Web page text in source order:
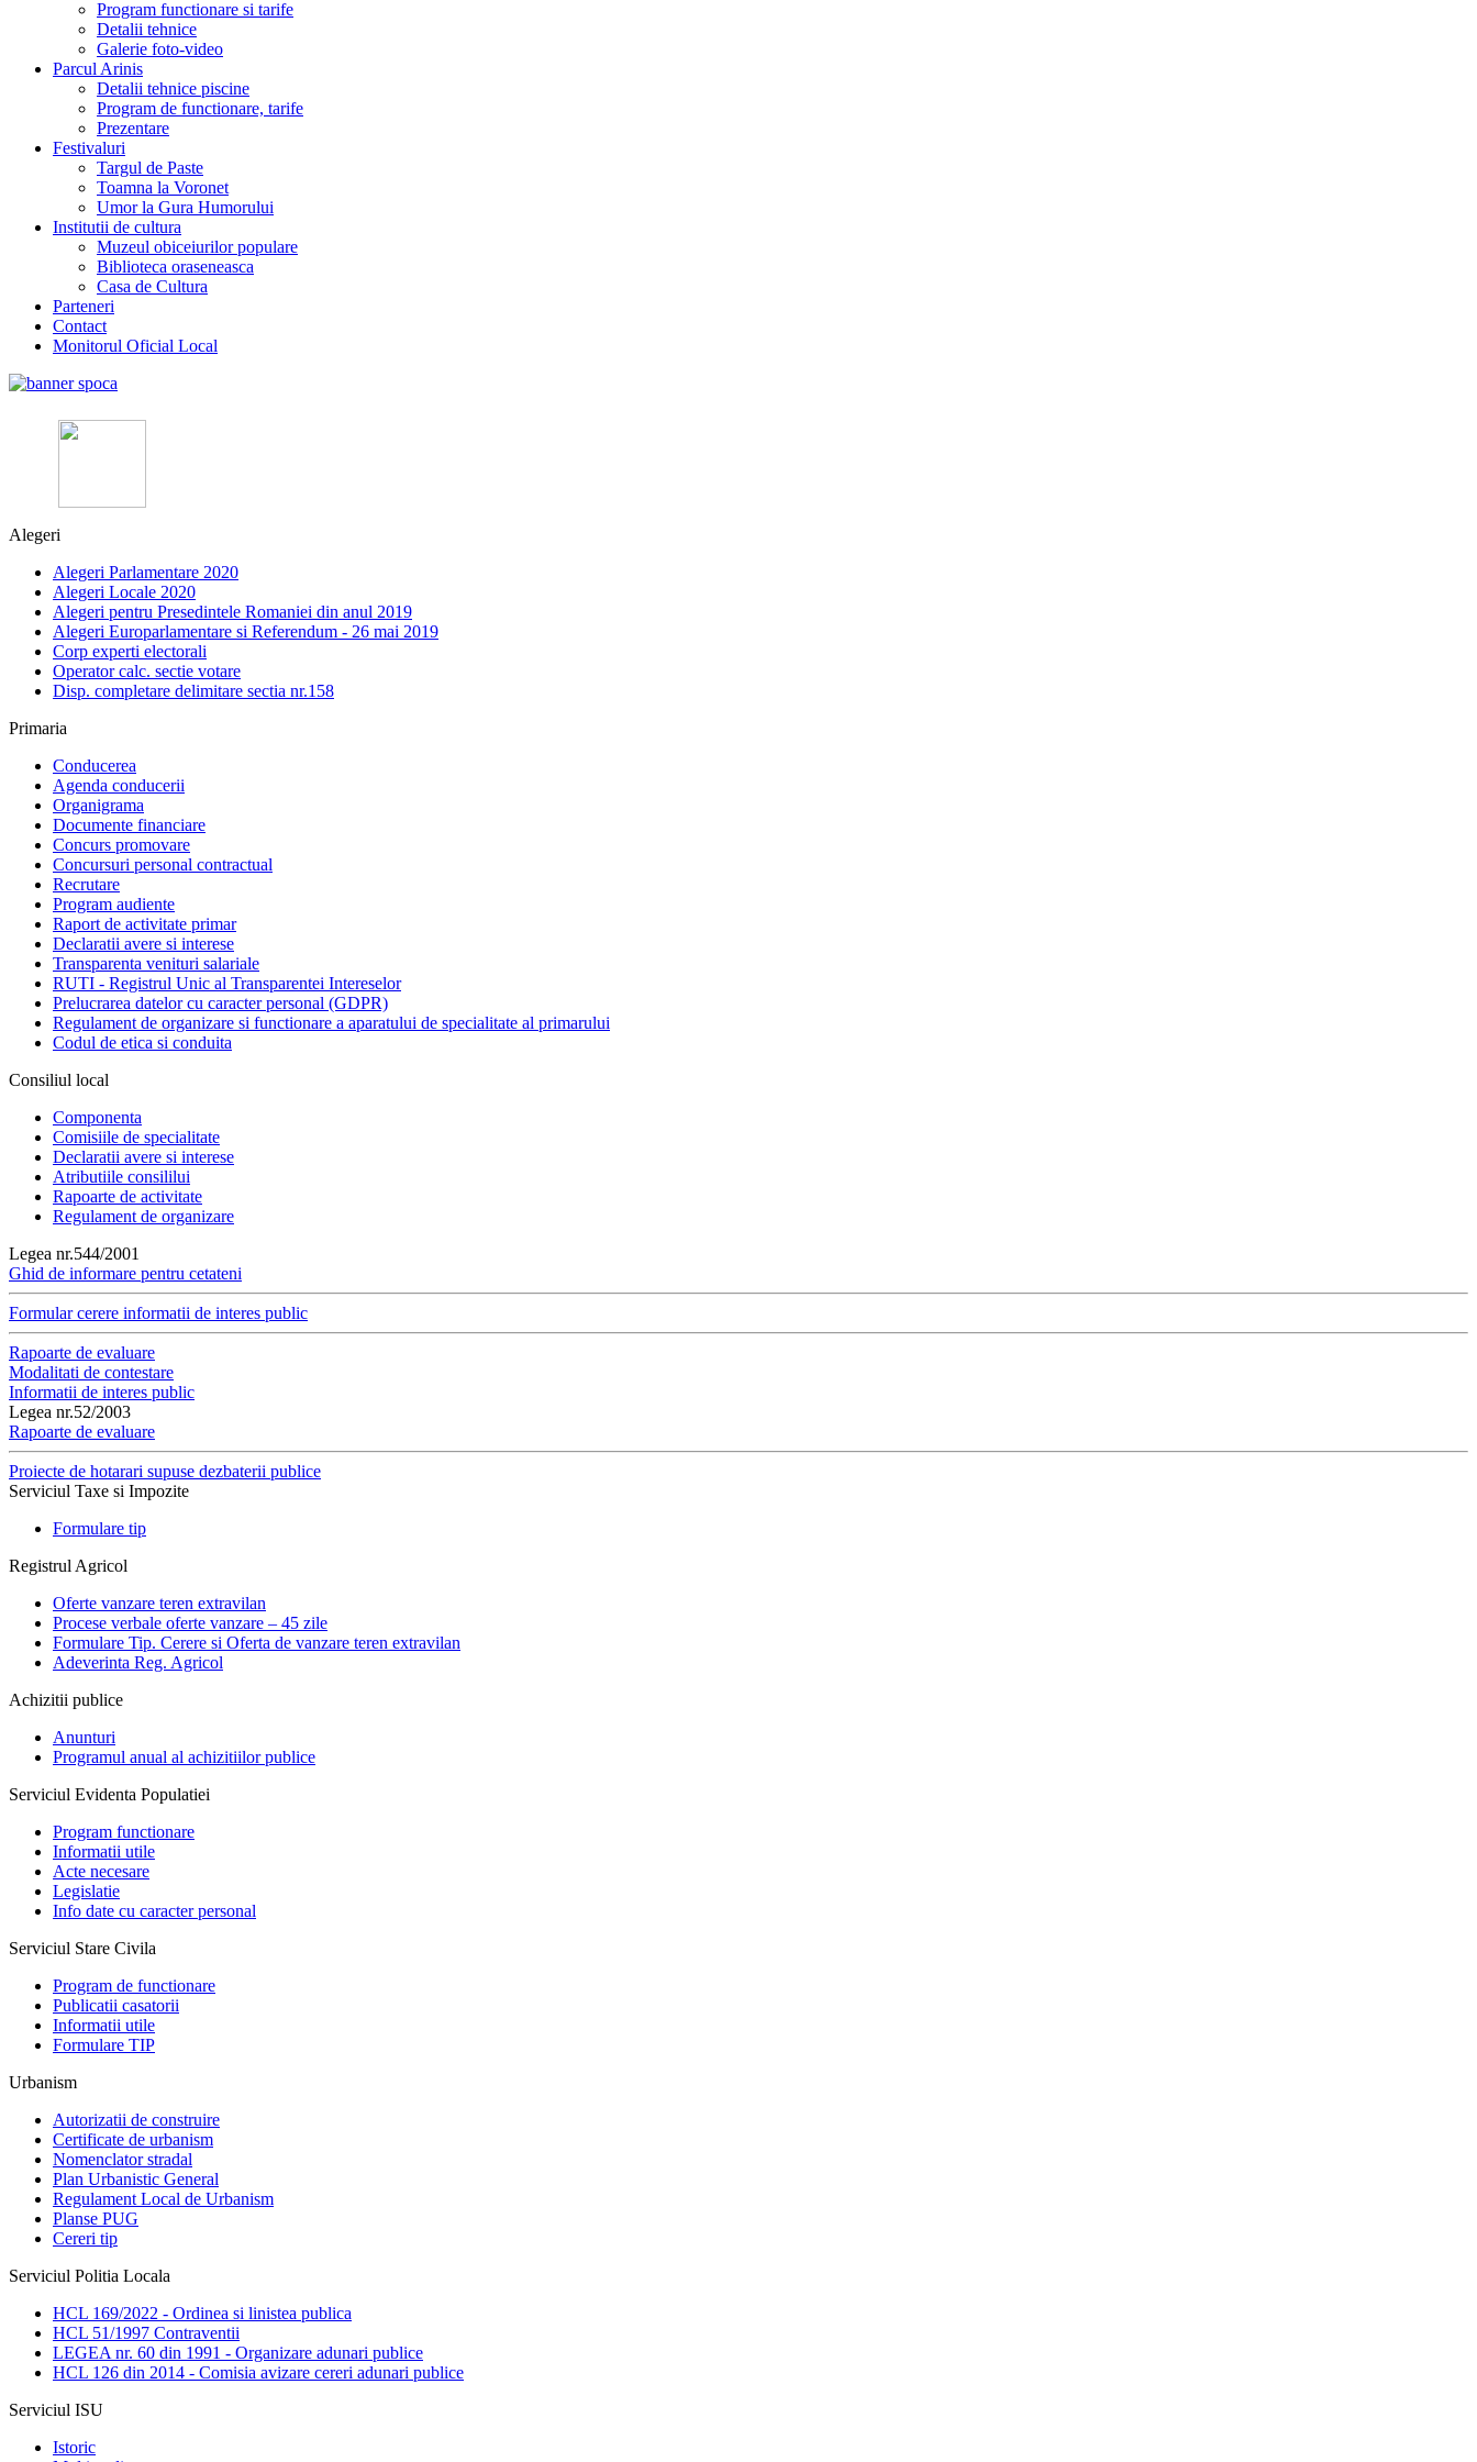
Program functionare si tarife
Detalii tehnice
Galerie foto-video
Parcul Arinis
Detalii tehnice piscine
Program de functionare, tarife
Prezentare
Festivaluri
Targul de Paste
Toamna la Voronet
Umor la Gura Humorului
Institutii de cultura
Muzeul obiceiurilor populare
Biblioteca oraseneasca
Casa de Cultura
Parteneri
Contact
Monitorul Oficial Local
Alegeri
Alegeri Parlamentare 2020
Alegeri Locale 2020
Alegeri pentru Presedintele Romaniei din anul 2019
Alegeri Europarlamentare si Referendum - 26 mai 2019
Corp experti electorali
Operator calc. sectie votare
Disp. completare delimitare sectia nr.158
Primaria
Conducerea
Agenda conducerii
Organigrama
Documente financiare
Concurs promovare
Concursuri personal contractual
Recrutare
Program audiente
Raport de activitate primar
Declaratii avere si interese
Transparenta venituri salariale
RUTI - Registrul Unic al Transparentei Intereselor
Prelucrarea datelor cu caracter personal (GDPR)
Regulament de organizare si functionare a aparatului de specialitate al primarului
Codul de etica si conduita
Consiliul local
Componenta
Comisiile de specialitate
Declaratii avere si interese
Atributiile consililui
Rapoarte de activitate
Regulament de organizare
Legea nr.544/2001
Ghid de informare pentru cetateni
Formular cerere informatii de interes public
Rapoarte de evaluare
Modalitati de contestare
Informatii de interes public
Legea nr.52/2003
Rapoarte de evaluare
Proiecte de hotarari supuse dezbaterii publice
Serviciul Taxe si Impozite
Formulare tip
Registrul Agricol
Oferte vanzare teren extravilan
Procese verbale oferte vanzare – 45 zile
Formulare Tip. Cerere si Oferta de vanzare teren extravilan
Adeverinta Reg. Agricol
Achizitii publice
Anunturi
Programul anual al achizitiilor publice
Serviciul Evidenta Populatiei
Program functionare
Informatii utile
Acte necesare
Legislatie
Info date cu caracter personal
Serviciul Stare Civila
Program de functionare
Publicatii casatorii
Informatii utile
Formulare TIP
Urbanism
Autorizatii de construire
Certificate de urbanism
Nomenclator stradal
Plan Urbanistic General
Regulament Local de Urbanism
Planse PUG
Cereri tip
Serviciul Politia Locala
HCL 169/2022 - Ordinea si linistea publica
HCL 51/1997 Contraventii
LEGEA nr. 60 din 1991 - Organizare adunari publice
HCL 126 din 2014 - Comisia avizare cereri adunari publice
Serviciul ISU
Istoric